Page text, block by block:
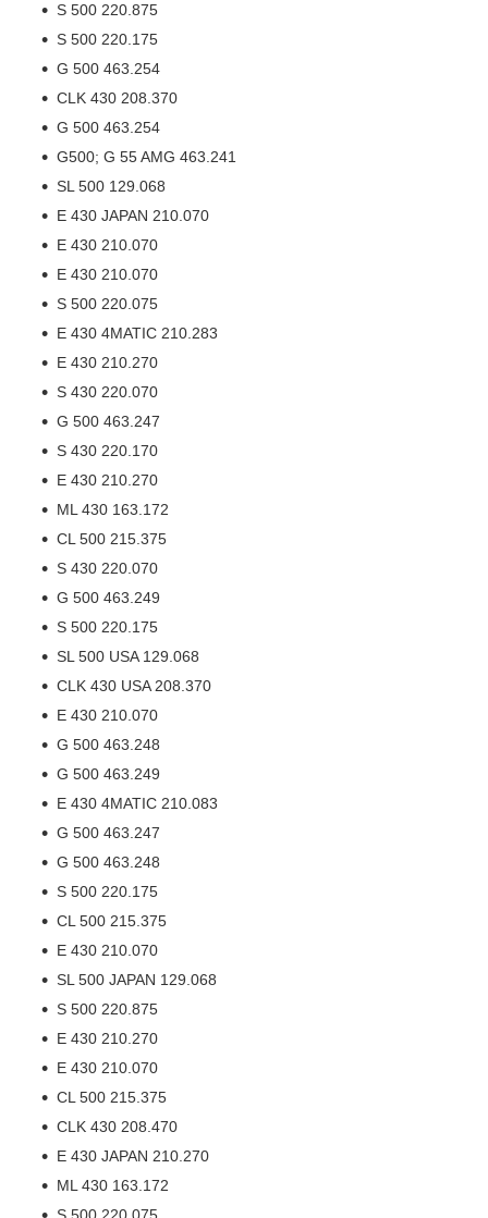
S 500 220.875
S 500 220.175
G 500 463.254
CLK 430 208.370
G 500 463.254
G500; G 55 AMG 463.241
SL 500 129.068
E 430 JAPAN 210.070
E 430 210.070
E 430 210.070
S 500 220.075
E 430 4MATIC 210.283
E 430 210.270
S 430 220.070
G 500 463.247
S 430 220.170
E 430 210.270
ML 430 163.172
CL 500 215.375
S 430 220.070
G 500 463.249
S 500 220.175
SL 500 USA 129.068
CLK 430 USA 208.370
E 430 210.070
G 500 463.248
G 500 463.249
E 430 4MATIC 210.083
G 500 463.247
G 500 463.248
S 500 220.175
CL 500 215.375
E 430 210.070
SL 500 JAPAN 129.068
S 500 220.875
E 430 210.270
E 430 210.070
CL 500 215.375
CLK 430 208.470
E 430 JAPAN 210.270
ML 430 163.172